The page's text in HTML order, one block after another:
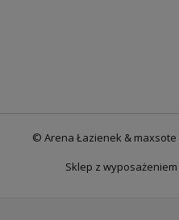
© Arena Łazienek & maxsote
Sklep z